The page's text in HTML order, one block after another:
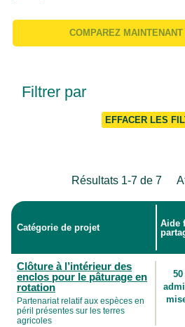
COMPAREZ MAINTENANT
Filtrer par
EFFACER LES
Résultats 1-7 de 7
Catégorie de projet
Aide
Clôture à l’intérieur des
enclos pour le pâturage en
rotation
Partenariat relatif aux espèces en
péril présentes sur les terres
agricoles